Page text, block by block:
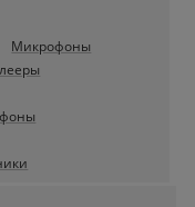
Микрофоны